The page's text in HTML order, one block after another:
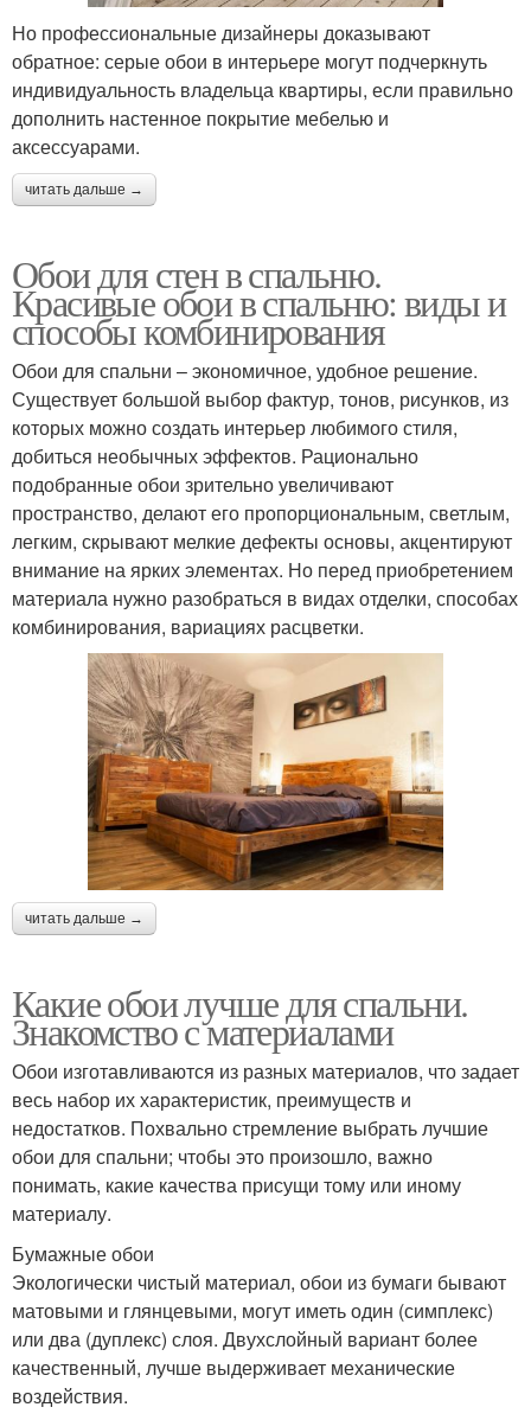
Но профессиональные дизайнеры доказывают
обратное: серые обои в интерьере могут подчеркнуть
индивидуальность владельца квартиры, если правильно
дополнить настенное покрытие мебелью и
аксессуарами.
читать дальше →
Обои для стен в спальню.
Красивые обои в спальню: виды и
способы комбинирования
Обои для спальни – экономичное, удобное решение.
Существует большой выбор фактур, тонов, рисунков, из
которых можно создать интерьер любимого стиля,
добиться необычных эффектов. Рационально
подобранные обои зрительно увеличивают
пространство, делают его пропорциональным, светлым,
легким, скрывают мелкие дефекты основы, акцентируют
внимание на ярких элементах. Но перед приобретением
материала нужно разобраться в видах отделки, способах
комбинирования, вариациях расцветки.
читать дальше →
Какие обои лучше для спальни.
Знакомство с материалами
Обои изготавливаются из разных материалов, что задает
весь набор их характеристик, преимуществ и
недостатков. Похвально стремление выбрать лучшие
обои для спальни; чтобы это произошло, важно
понимать, какие качества присущи тому или иному
материалу.
Бумажные обои
Экологически чистый материал, обои из бумаги бывают
матовыми и глянцевыми, могут иметь один (симплекс)
или два (дуплекс) слоя. Двухслойный вариант более
качественный, лучше выдерживает механические
воздействия.